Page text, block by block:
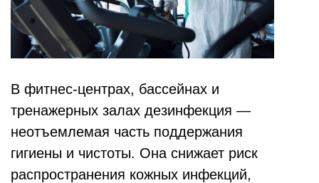
В фитнес-центрах, бассейнах и
тренажерных залах дезинфекция —
неотъемлемая часть поддержания
гигиены и чистоты. Она снижает риск
распространения кожных инфекций,